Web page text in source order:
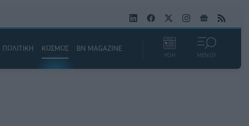
ΠΟΛΙΤΙΚΗ ΚΟΣΜΟΣ BN MAGAZINE
ΡΟΗ ΜΕΝΟΥ